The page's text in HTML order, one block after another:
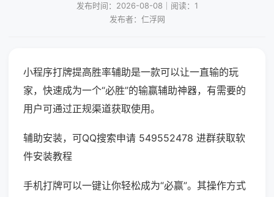
发布时间：2026-08-08｜阅读：1
发布者：仁浮网
小程序打牌提高胜率辅助是一款可以让一直输的玩
家，快速成为一个“必胜”的输赢辅助神器，有需要的
用户可通过正规渠道获取使用。
辅助安装，可QQ搜索申请 549552478 进群获取软
件安装教程
手机打牌可以一键让你轻松成为“必赢”。其操作方式